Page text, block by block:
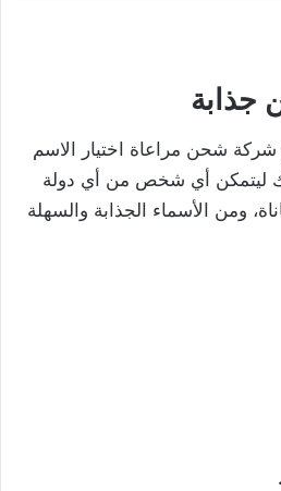
شركة شحن مراعاة اختيار الاسم
ليتمكن أي شخص من أي دولة
ومن الأسماء الجذابة والسهلة